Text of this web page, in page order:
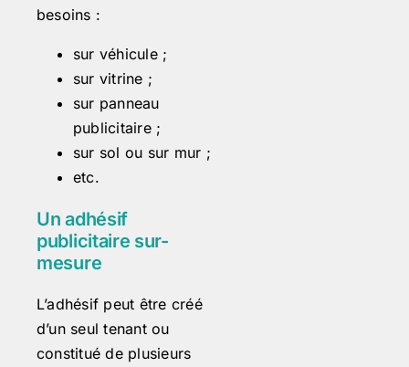
besoins :
sur véhicule ;
sur vitrine ;
sur panneau
publicitaire ;
sur sol ou sur mur ;
etc.
Un adhésif
publicitaire sur-
mesure
L’adhésif peut être créé
d’un seul tenant ou
constitué de plusieurs